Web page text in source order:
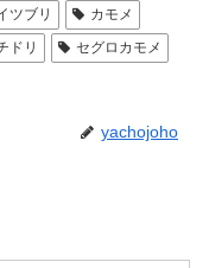
ツブリ
カモメ
ドリ
セグロカモメ
yachojoho